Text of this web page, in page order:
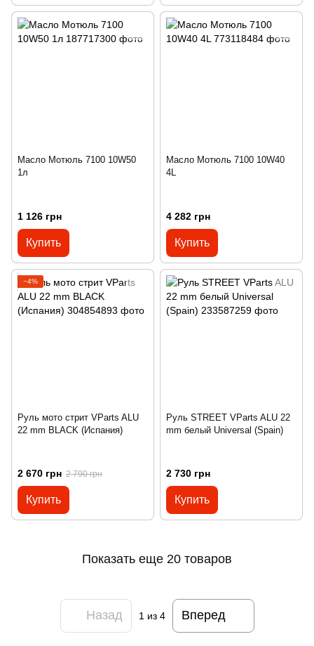
Масло Мотюль 7100 10W50
1л
1 126 грн
Купить
Масло Мотюль 7100 10W40
4L
4 282 грн
Купить
−4%
Руль мото стрит VParts ALU
22 mm BLACK (Испания)
2 670 грн 2 790 грн
Купить
Руль STREET VParts ALU 22
mm белый Universal (Spain)
2 730 грн
Купить
Показать еще 20 товаров
Назад 1 из 4 Вперед